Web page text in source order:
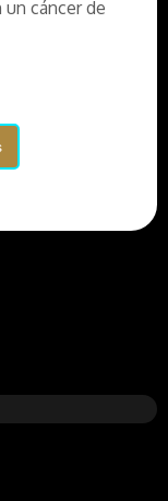
cáncer de